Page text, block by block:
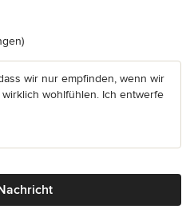
5 von 5 Sternen
wir nur empfinden, wenn wir
wohlfühlen. Ich entwerfe